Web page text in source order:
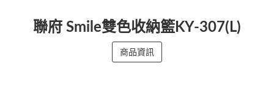
聯府 Smile雙色收納籃KY-307(L)
商品資訊